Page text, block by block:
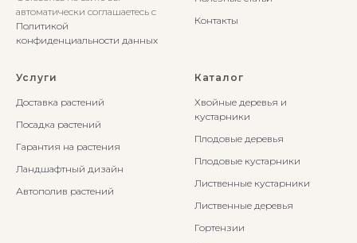
автоматически соглашаетесь с
Политикой
конфиденциальности данных
Контакты
Услуги
Доставка растений
Посадка растений
Гарантия на растения
Ландшафтный дизайн
Автополив растений
Каталог
Хвойные деревья и
кустарники
Плодовые деревья
Плодовые кустарники
Лиственные кустарники
Лиственные деревья
Гортензии